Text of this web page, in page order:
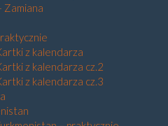
Zamiana
z kalendarza
z kalendarza cz.2
z kalendarza cz.3